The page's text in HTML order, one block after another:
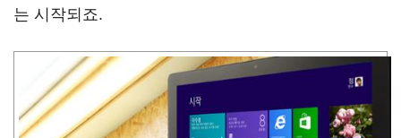
는 시작되죠.